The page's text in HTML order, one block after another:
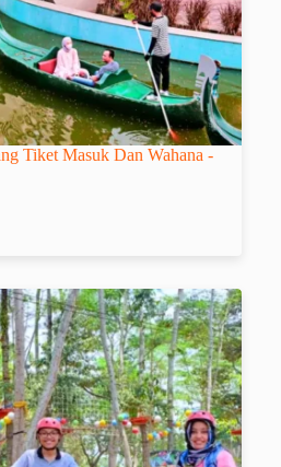
Tiket Masuk Dan Wahana -